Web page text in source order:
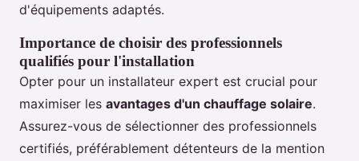
d'équipements adaptés.
Importance de choisir des professionnels
qualifiés pour l'installation
Opter pour un installateur expert est crucial pour
maximiser les avantages d'un chauffage solaire.
Assurez-vous de sélectionner des professionnels
certifiés, préférablement détenteurs de la mention